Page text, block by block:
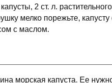
2 ст. л.
мелко порежьте,
с маслом.
морская капуста. Ее